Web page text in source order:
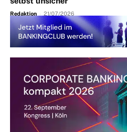
Redaktion - 21/07/2026